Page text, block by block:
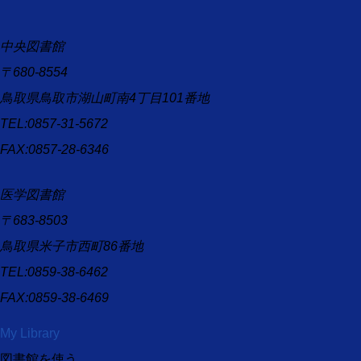
中央図書館
〒680-8554
鳥取県鳥取市湖山町南4丁目101番地
TEL:0857-31-5672
FAX:0857-28-6346
医学図書館
〒683-8503
鳥取県米子市西町86番地
TEL:0859-38-6462
FAX:0859-38-6469
My Library